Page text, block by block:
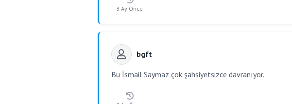
3 Ay Önce
bgft
Bu İsmail Saymaz çok şahsiyetsizce davranıyor.